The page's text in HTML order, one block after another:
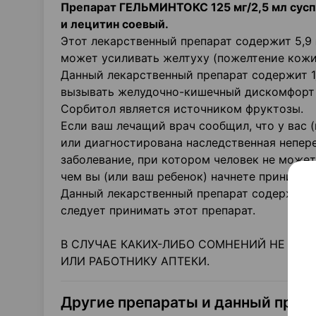
Препарат ГЕЛЬМИНТОКС 125 мг/2,5 мл
и лецитин соевый.
Этот лекарственный препарат содержит
может усиливать желтуху (пожелтение
Данный лекарственный препарат
вызывать желудочно-кишечный дискомфорт
Сорбитол является источником фруктозы.
Если ваш лечащий врач сообщил, что у вас
или диагностирована наследственная
заболевание, при котором человек не
чем вы (или ваш ребенок) начнете
Данный лекарственный препарат содержит
следует принимать этот препарат.
В СЛУЧАЕ КАКИХ-ЛИБО СОМНЕНИЙ НЕ
ИЛИ РАБОТНИКУ АПТЕКИ.
Другие препараты и данный